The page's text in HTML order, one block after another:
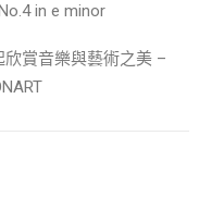
in e minor
賞音樂與藝術之美 –